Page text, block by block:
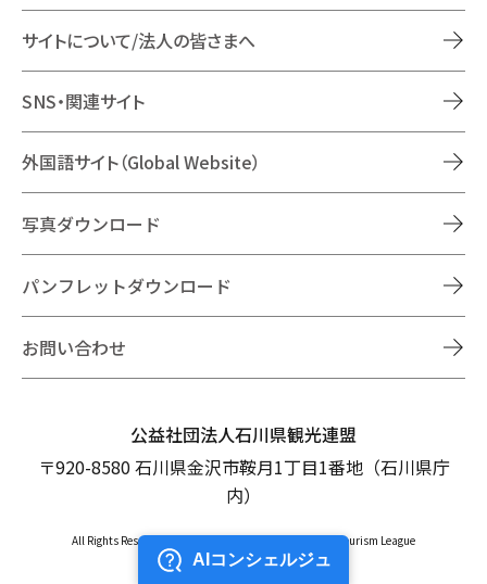
サイトについて/法人の皆さまへ
SNS・関連サイト
外国語サイト（Global Website）
写真ダウンロード
パンフレットダウンロード
お問い合わせ
公益社団法人石川県観光連盟
〒920-8580 石川県金沢市鞍月1丁目1番地（石川県庁
内）
All Rights Reserved Copyright © Ishikawa Prefectural Tourism League